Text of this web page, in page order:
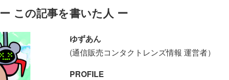
ー この記事を書いた人 ー
ゆずあん
(通信販売コンタクトレンズ情報 運営者）
PROFILE